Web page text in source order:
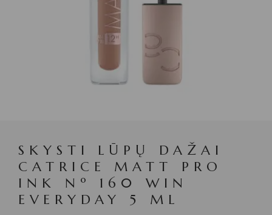
SKYSTI LŪPŲ DAŽAI
CATRICE MATT PRO
INK Nº 160 WIN
EVERYDAY 5 ML